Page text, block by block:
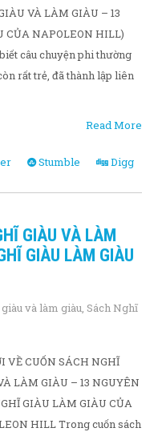
VÀ LÀM GIÀU – 13
CỦA NAPOLEON HILL)
câu chuyện phi thường
rất trẻ, đã thành lập liên
Read More
Stumble Digg
GIÀU VÀ LÀM
GIÀU LÀM GIÀU
và làm giàu Sách Nghĩ
VỀ CUỐN SÁCH NGHĨ
LÀM GIÀU – 13 NGUYÊN
GIÀU LÀM GIÀU CỦA
HILL Trong cuốn sách